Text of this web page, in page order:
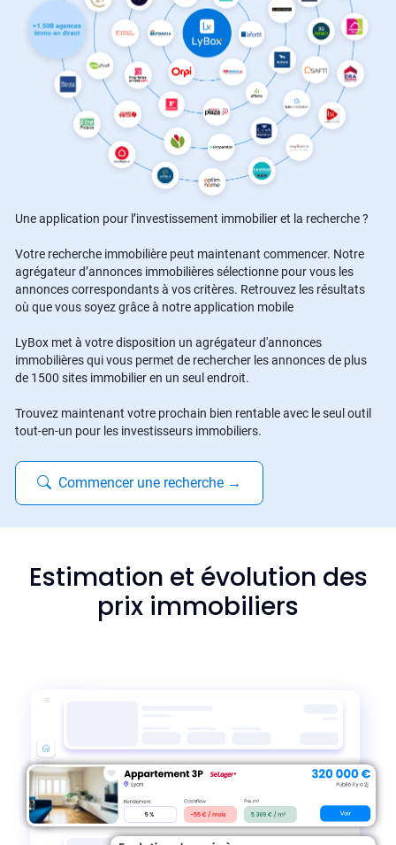
Une application pour l’investissement immobilier et la recherche ?
Votre recherche immobilière peut maintenant commencer. Notre
agrégateur d’annonces immobilières sélectionne pour vous les
annonces correspondants à vos critères. Retrouvez les résultats
où que vous soyez grâce à notre application mobile
LyBox met à votre disposition un agrégateur d'annonces
immobilières qui vous permet de rechercher les annonces de plus
de 1500 sites immobilier en un seul endroit.
Trouvez maintenant votre prochain bien rentable avec le seul outil
tout-en-un pour les investisseurs immobiliers.
Commencer une recherche →
Estimation et évolution des
prix immobiliers